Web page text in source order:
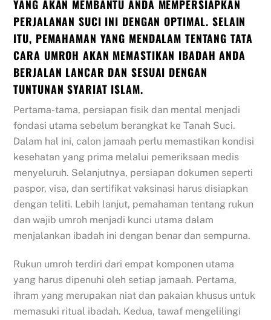
YANG AKAN MEMBANTU ANDA MEMPERSIAPKAN
PERJALANAN SUCI INI DENGAN OPTIMAL. SELAIN
ITU, PEMAHAMAN YANG MENDALAM TENTANG TATA
CARA UMROH AKAN MEMASTIKAN IBADAH ANDA
BERJALAN LANCAR DAN SESUAI DENGAN
TUNTUNAN SYARIAT ISLAM.
Pertama-tama, persiapan fisik dan mental menjadi
fondasi utama sebelum berangkat ke Tanah Suci.
Dalam hal ini, calon jamaah perlu memastikan kondisi
kesehatan yang prima melalui pemeriksaan medis
menyeluruh. Selanjutnya, persiapan dokumen seperti
paspor, visa, dan sertifikat vaksinasi harus disiapkan
dengan teliti. Lebih lanjut, pemahaman tentang rukun
dan wajib umroh menjadi kunci utama dalam
menjalankan ibadah ini dengan benar dan sempurna.
Rukun umroh terdiri dari empat komponen utama
yang harus dipenuhi oleh setiap jamaah. Pertama,
ihram yang merupakan niat dan pakaian khusus untuk
memasuki ritual ibadah. Kedua, tawaf mengelilingi